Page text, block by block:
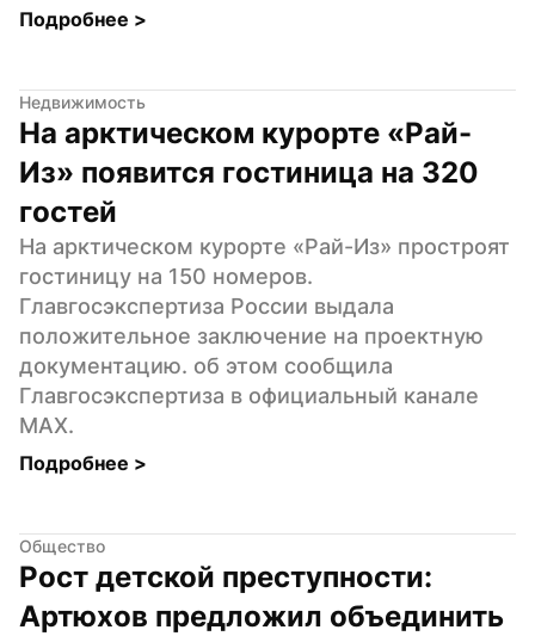
Подробнее >
Недвижимость
На арктическом курорте «Рай-
Из» появится гостиница на 320
гостей
На арктическом курорте «Рай-Из» простроят
гостиницу на 150 номеров.
Главгосэкспертиза России выдала
положительное заключение на проектную
документацию. об этом сообщила
Главгосэкспертиза в официальный канале
MAX.
Подробнее >
Общество
Рост детской преступности:
Артюхов предложил объединить